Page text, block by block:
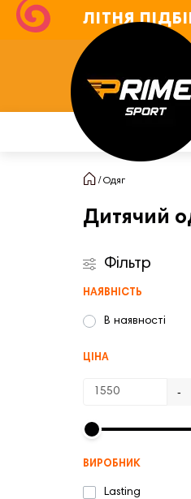
ЛІТНЯ
Одяг
Дитячий
Фільтр
НАЯВНІСТЬ
В наявності
ЦІНА
-
ВИРОБНИК
Lasting